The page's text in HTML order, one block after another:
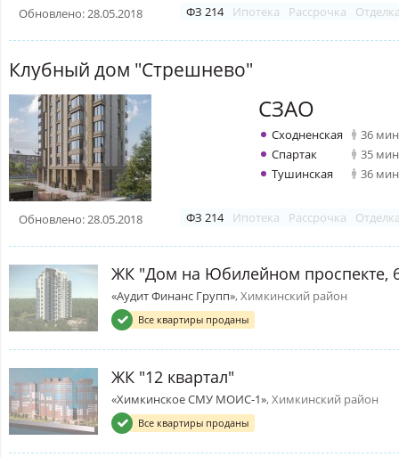
Обновлено: 28.05.2018
ФЗ 214
Ипотека Рассрочка
Клубный дом "Стрешнево"
Обновлено: 28.05.2018
СЗАО
Сходненская
36 мин
Спартак
35 мин
Тушинская
36 мин
ФЗ 214 Ипотека Рассрочка
ЖК "Дом на Юбилейном проспекте,
«Аудит Финанс Групп», Химкинский район
Все квартиры проданы
ЖК "12 квартал"
«Химкинское СМУ МОИС-1», Химкинский район
Все квартиры проданы